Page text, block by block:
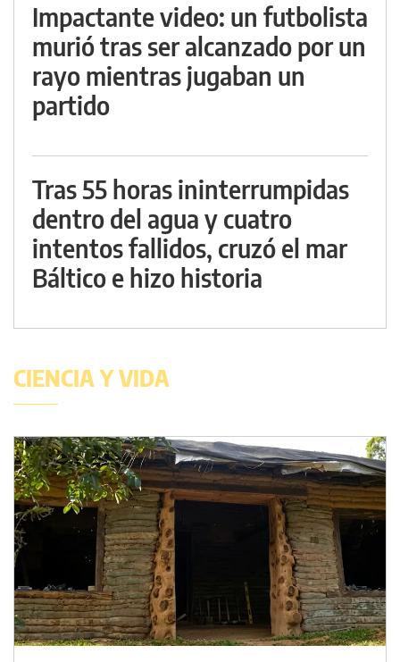
Impactante video: un futbolista
murió tras ser alcanzado por un
rayo mientras jugaban un
partido
Tras 55 horas ininterrumpidas
dentro del agua y cuatro
intentos fallidos, cruzó el mar
Báltico e hizo historia
CIENCIA Y VIDA